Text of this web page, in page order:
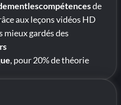
de
aux leçons vidéos HD
mieux gardés des
, pour 20% de théorie